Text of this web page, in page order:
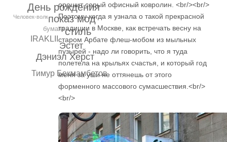
День рождения
показ мод
стиль
Эстет
Дэниэл Херст
IRAKLII
Тимур Бекмамбетов
бумага
Человек-волк
орошит серый офисный ковролин. <br/><br/>
Поэтому когда я узнала о такой прекрасной
традиции в Москве, как встречать весну на
старом Арбате флеш-мобом из мыльных
пузырей - надо ли говорить, что я туда
полетела на крыльях счастья, и который год
меня за уши не оттянешь от этого
форменного массового сумасшествия.<br/>
<br/>